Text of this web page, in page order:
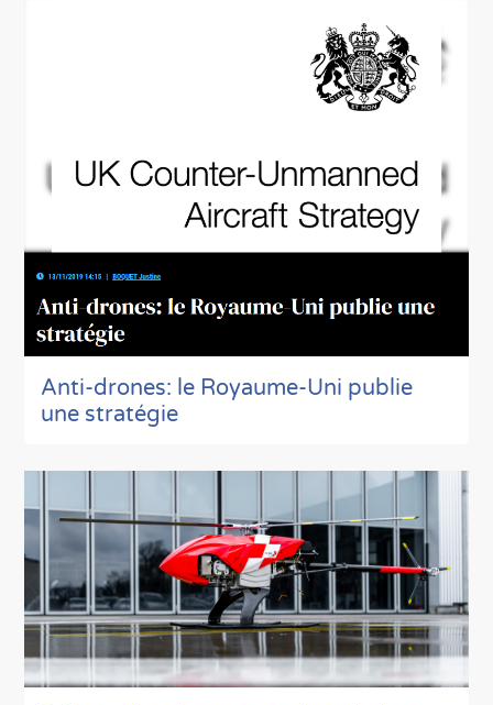
Anti-drones: le Royaume-Uni publie
une stratégie